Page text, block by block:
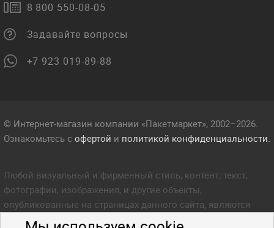
8 800 550-08-05
Задавайте вопросы
+7 923 019-89-88
© Интернет-магазин компании «Пакетмаркет», 2002–2026.
Ознакомьтесь с офертой и политикой конфиденциальности.
Любой визуальный и фирменный стиль, контент, текст,
фотографии, изображения, и другие объекты,
опубликованные на страницах данного сайта, являются
объектом прав интеллектуальной собственности компании